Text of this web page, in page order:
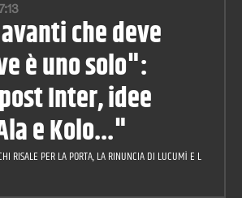
che deve
è uno solo":
Inter, idee
e Kolo..."
RISALE PER LA PORTA, LA RINUNCIA DI LUCUMÌ E LA